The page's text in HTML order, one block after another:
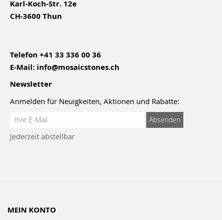
Karl-Koch-Str. 12e
CH-3600 Thun
Telefon +41 33 336 00 36
E-Mail: info@mosaicstones.ch
Newsletter
Anmelden für Neuigkeiten, Aktionen und Rabatte:
Anmeldung
Newsletter:
Absenden
Jederzeit abstellbar
MEIN KONTO